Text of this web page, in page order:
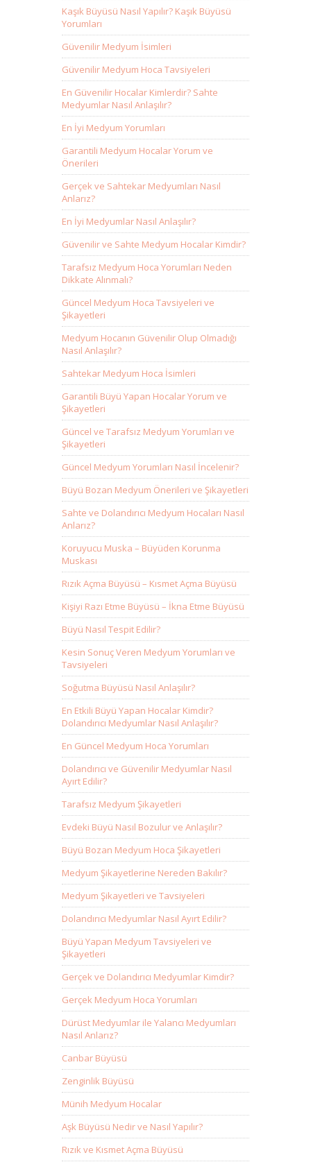
Kaşık Büyüsü Nasıl Yapılır? Kaşık Büyüsü
Yorumları
Güvenilir Medyum İsimleri
Güvenilir Medyum Hoca Tavsiyeleri
En Güvenilir Hocalar Kimlerdir? Sahte
Medyumlar Nasıl Anlaşılır?
En İyi Medyum Yorumları
Garantili Medyum Hocalar Yorum ve
Önerileri
Gerçek ve Sahtekar Medyumları Nasıl
Anlarız?
En İyi Medyumlar Nasıl Anlaşılır?
Güvenilir ve Sahte Medyum Hocalar Kimdir?
Tarafsız Medyum Hoca Yorumları Neden
Dikkate Alınmalı?
Güncel Medyum Hoca Tavsiyeleri ve
Şikayetleri
Medyum Hocanın Güvenilir Olup Olmadığı
Nasıl Anlaşılır?
Sahtekar Medyum Hoca İsimleri
Garantili Büyü Yapan Hocalar Yorum ve
Şikayetleri
Güncel ve Tarafsız Medyum Yorumları ve
Şikayetleri
Güncel Medyum Yorumları Nasıl İncelenir?
Büyü Bozan Medyum Önerileri ve Şikayetleri
Sahte ve Dolandırıcı Medyum Hocaları Nasıl
Anlarız?
Koruyucu Muska – Büyüden Korunma
Muskası
Rızık Açma Büyüsü – Kısmet Açma Büyüsü
Kişiyi Razı Etme Büyüsü – İkna Etme Büyüsü
Büyü Nasıl Tespit Edilir?
Kesin Sonuç Veren Medyum Yorumları ve
Tavsiyeleri
Soğutma Büyüsü Nasıl Anlaşılır?
En Etkili Büyü Yapan Hocalar Kimdir?
Dolandırıcı Medyumlar Nasıl Anlaşılır?
En Güncel Medyum Hoca Yorumları
Dolandırıcı ve Güvenilir Medyumlar Nasıl
Ayırt Edilir?
Tarafsız Medyum Şikayetleri
Evdeki Büyü Nasıl Bozulur ve Anlaşılır?
Büyü Bozan Medyum Hoca Şikayetleri
Medyum Şikayetlerine Nereden Bakılır?
Medyum Şikayetleri ve Tavsiyeleri
Dolandırıcı Medyumlar Nasıl Ayırt Edilir?
Büyü Yapan Medyum Tavsiyeleri ve
Şikayetleri
Gerçek ve Dolandırıcı Medyumlar Kimdir?
Gerçek Medyum Hoca Yorumları
Dürüst Medyumlar ile Yalancı Medyumları
Nasıl Anlarız?
Canbar Büyüsü
Zenginlik Büyüsü
Münih Medyum Hocalar
Aşk Büyüsü Nedir ve Nasıl Yapılır?
Rızık ve Kısmet Açma Büyüsü